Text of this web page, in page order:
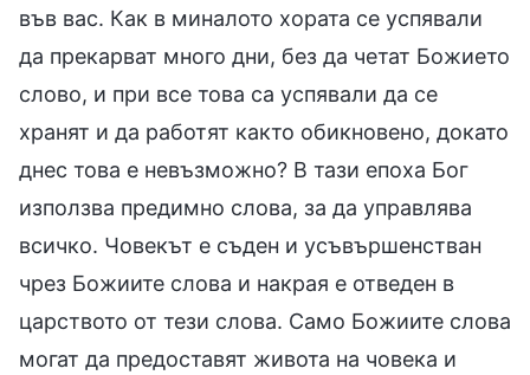
във вас. Как в миналото хората се успявали
да прекарват много дни, без да четат Божието
слово, и при все това са успявали да се
хранят и да работят както обикновено, докато
днес това е невъзможно? В тази епоха Бог
използва предимно слова, за да управлява
всичко. Човекът е съден и усъвършенстван
чрез Божиите слова и накрая е отведен в
царството от тези слова. Само Божиите слова
могат да предоставят живота на човека и